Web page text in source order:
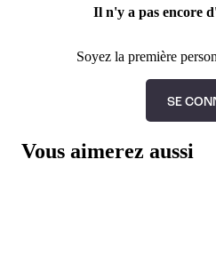
Il n'y a pas encore
Soyez la première
SE
Vous aimerez aussi